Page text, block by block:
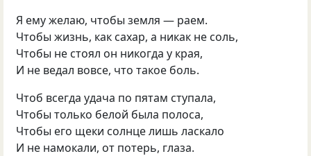
Я ему желаю, чтобы земля — раем.
Чтобы жизнь, как сахар, а никак не соль,
Чтобы не стоял он никогда у края,
И не ведал вовсе, что такое боль.
Чтоб всегда удача по пятам ступала,
Чтобы только белой была полоса,
Чтобы его щеки солнце лишь ласкало
И не намокали, от потерь, глаза.